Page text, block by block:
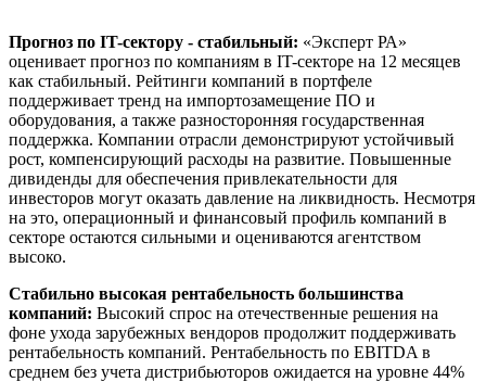
Прогноз по IT-сектору - стабильный: «Эксперт РА»
оценивает прогноз по компаниям в IT-секторе на 12 месяцев
как стабильный. Рейтинги компаний в портфеле
поддерживает тренд на импортозамещение ПО и
оборудования, а также разносторонняя государственная
поддержка. Компании отрасли демонстрируют устойчивый
рост, компенсирующий расходы на развитие. Повышенные
дивиденды для обеспечения привлекательности для
инвесторов могут оказать давление на ликвидность. Несмотря
на это, операционный и финансовый профиль компаний в
секторе остаются сильными и оцениваются агентством
высоко.
Стабильно высокая рентабельность большинства
компаний: Высокий спрос на отечественные решения на
фоне ухода зарубежных вендоров продолжит поддерживать
рентабельность компаний. Рентабельность по EBITDA в
среднем без учета дистрибьюторов ожидается на уровне 44%